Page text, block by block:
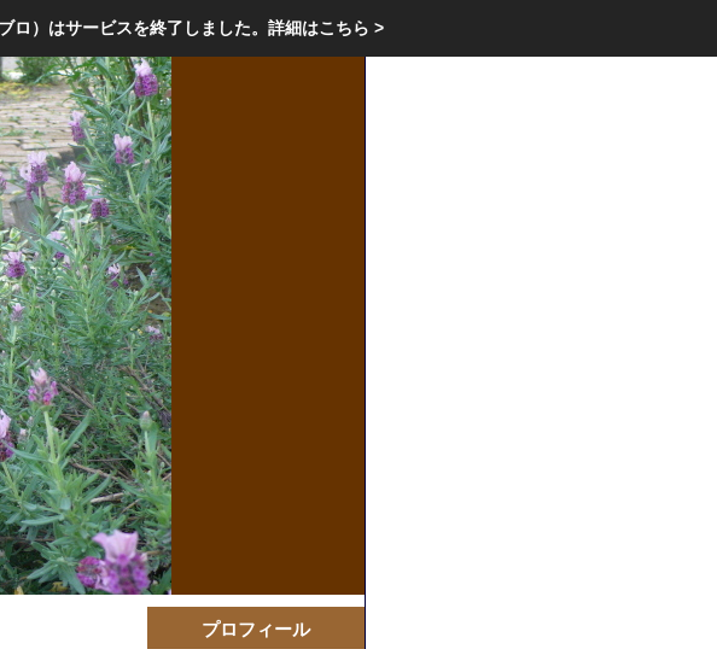
）はサービスを終了しました。 詳細はこちら >
プロフィール